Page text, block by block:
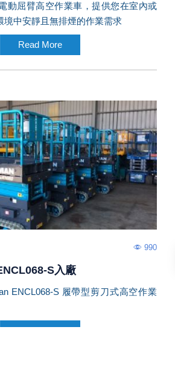
動屈臂高空作業車，提供您在室內或
境中安靜且無排煙的作業需求
Read More
990
S入廠
ENCL068-S 履帶型剪刀式高空作業
Read More